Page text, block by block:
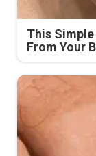
This
From Your